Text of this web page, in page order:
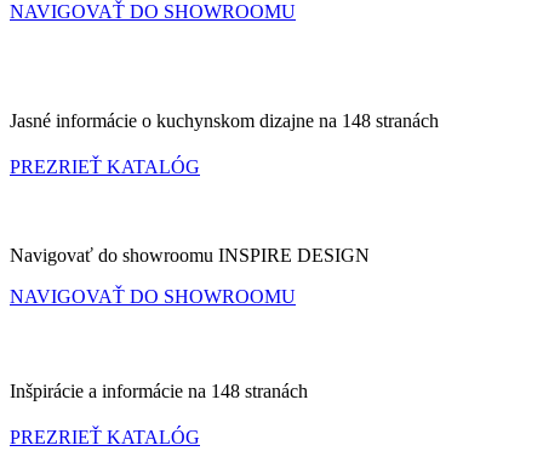
NAVIGOVAŤ DO SHOWROOMU
Jasné informácie o kuchynskom dizajne na 148 stranách
PREZRIEŤ KATALÓG
Navigovať do showroomu INSPIRE DESIGN
NAVIGOVAŤ DO SHOWROOMU
Inšpirácie a informácie na 148 stranách
PREZRIEŤ KATALÓG